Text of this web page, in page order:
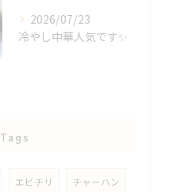
2026/07/23
冷やし中華人気です✨⁡
Tags
エビチリ チャーハン